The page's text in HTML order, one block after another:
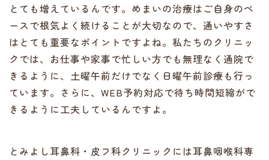
とても増えているんです。めまいの治療はご自身のペ
ースで根気よく続けることが大切なので、通いやすさ
はとても重要なポイントですよね。私たちのクリニッ
クでは、お仕事や家事で忙しい方でも無理なく通院で
きるように、土曜午前だけでなく日曜午前診療も行っ
ています。さらに、WEB予約対応で待ち時間短縮がで
きるように工夫しているんですよ。
とみよし耳鼻科・皮フ科クリニックには耳鼻咽喉科専